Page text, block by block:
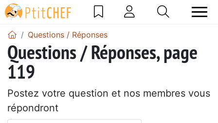
Questions / Réponses
Questions / Réponses, page
119
Postez votre question et nos membres vous
répondront